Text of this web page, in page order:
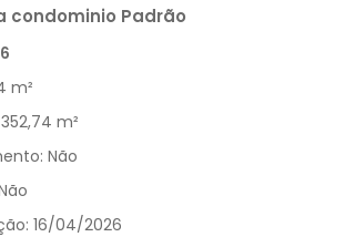
condominio Padrão
m²
352,74 m²
Não
16/04/2026